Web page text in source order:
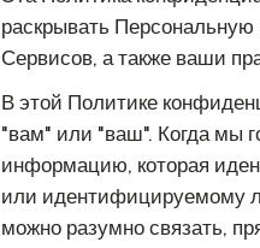
Удаленное
Запросить повторное
раскрывать
Сервисов, а также ваши
В этой Политике
"вам" или "ваш". Когда мы
информацию, которая
или идентифицируемому
можно разумно связать,